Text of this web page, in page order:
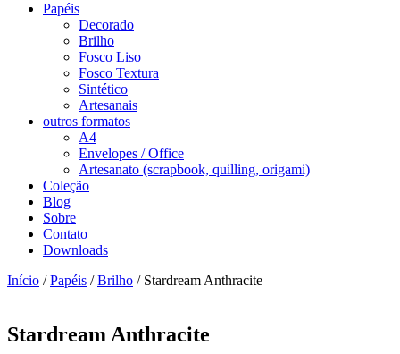
Papéis
Decorado
Brilho
Fosco Liso
Fosco Textura
Sintético
Artesanais
outros formatos
A4
Envelopes / Office
Artesanato (scrapbook, quilling, origami)
Coleção
Blog
Sobre
Contato
Downloads
Início /Papéis /Brilho / Stardream Anthracite
Stardream Anthracite